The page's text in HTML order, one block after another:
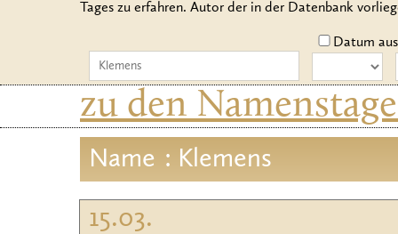
Tages zu erfahren. Autor der in der Datenbank
Datum
zu den
Name : Klemens
15.03.